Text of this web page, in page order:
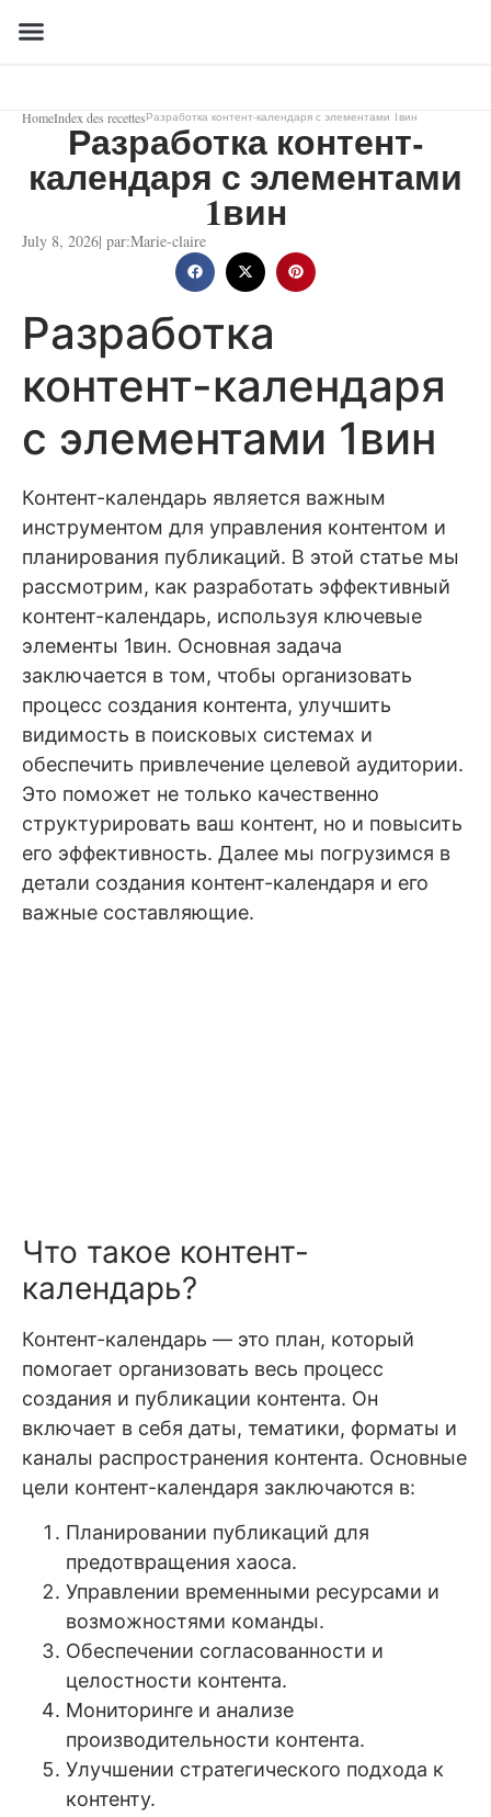
HomeIndex des recettesРазработка контент-календаря с элементами 1вин
Разработка контент-
календаря с элементами
1вин
July 8, 2026| par:Marie-claire
Разработка
контент-календаря
с элементами 1вин
Контент-календарь является важным
инструментом для управления контентом и
планирования публикаций. В этой статье мы
рассмотрим, как разработать эффективный
контент-календарь, используя ключевые
элементы 1вин. Основная задача
заключается в том, чтобы организовать
процесс создания контента, улучшить
видимость в поисковых системах и
обеспечить привлечение целевой аудитории.
Это поможет не только качественно
структурировать ваш контент, но и повысить
его эффективность. Далее мы погрузимся в
детали создания контент-календаря и его
важные составляющие.
Что такое контент-
календарь?
Контент-календарь — это план, который
помогает организовать весь процесс
создания и публикации контента. Он
включает в себя даты, тематики, форматы и
каналы распространения контента. Основные
цели контент-календаря заключаются в:
Планировании публикаций для
предотвращения хаоса.
Управлении временными ресурсами и
возможностями команды.
Обеспечении согласованности и
целостности контента.
Мониторинге и анализе
производительности контента.
Улучшении стратегического подхода к
контенту.